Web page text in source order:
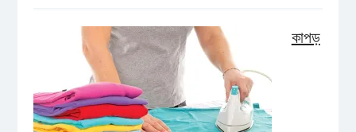
কাপড়